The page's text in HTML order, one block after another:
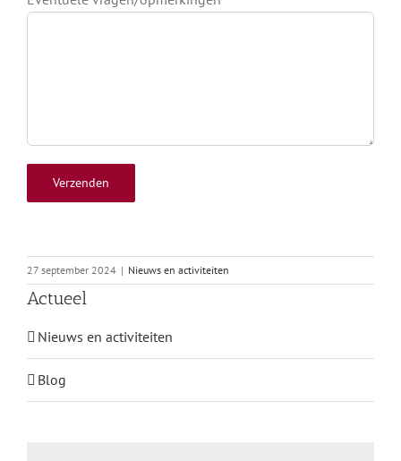
27 september 2024 | Nieuws en activiteiten
Actueel
Nieuws en activiteiten
Blog